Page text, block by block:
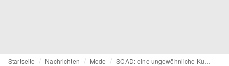
Startseite Nachrichten Mode